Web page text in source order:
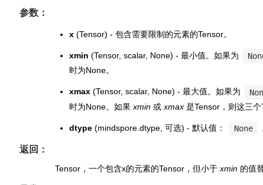
参数：
x (Tensor) - 包含需要限制的元素的Tensor。
xmin (Tensor, scalar, None) - 最小值。如果为
时为None。
xmax (Tensor, scalar, None) - 最大值。如果为
时为None。如果 xmin 或 xmax 是Tensor，则这三
dtype (mindspore.dtype, 可选) - 默认值： None
返回：
Tensor，一个包含x的元素的Tensor，但小于 xmin 的值